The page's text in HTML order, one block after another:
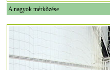
A nagyok mérkõzése